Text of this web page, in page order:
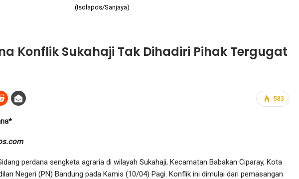
(Isolapos/Sanjaya)
Konflik Sukahaji Tak Dihadiri Pihak Tergugat
583
perdana sengketa agraria di wilayah Sukahaji, Kecamatan Babakan Ciparay, Kota
Negeri (PN) Bandung pada Kamis (10/04) Pagi. Konflik ini dimulai dari pemasangan